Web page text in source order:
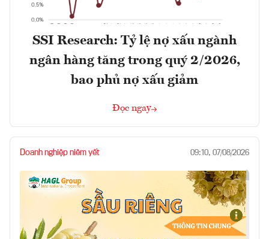
SSI Research: Tỷ lệ nợ xấu ngành
ngân hàng tăng trong quý 2/2026,
bao phủ nợ xấu giảm
Đọc ngay
Doanh nghiệp niêm yết 09:10, 07/08/2026